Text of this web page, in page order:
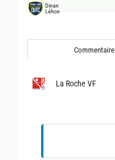
Dinan
Léhon
Commentaire
La Roche VF